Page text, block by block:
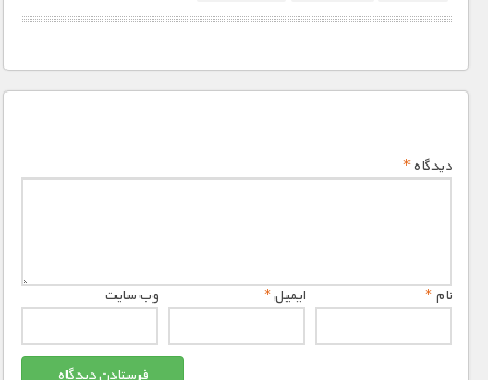
دیدگاه*
نام* ایمیل* وب‌ سایت